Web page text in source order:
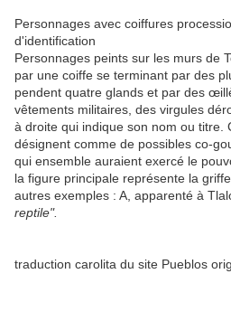
Personnages avec coiffures
d'identification
Personnages peints sur les murs de
par une coiffe se terminant par des
pendent quatre glands et par des
vêtements militaires, des virgules
à droite qui indique son nom ou titre.
désignent comme de possibles co-
qui ensemble auraient exercé le
la figure principale représente la
autres exemples : A, apparenté à
reptile".
traduction carolita du site Pueblos